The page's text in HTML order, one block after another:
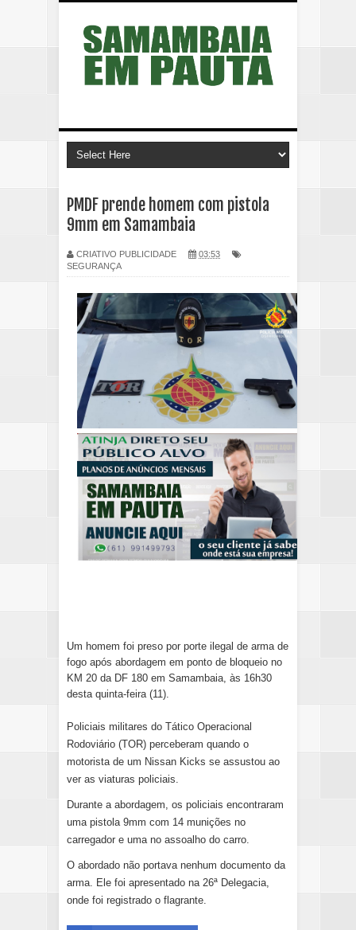
PMDF prende homem com pistola
9mm em Samambaia
CRIATIVO PUBLICIDADE
03:53
SEGURANÇA
Um homem foi preso por porte ilegal de arma de
fogo após abordagem em ponto de bloqueio no
KM 20 da DF 180 em Samambaia, às 16h30
desta quinta-feira (11).
Policiais militares do Tático Operacional
Rodoviário (TOR) perceberam quando o
motorista de um Nissan Kicks se assustou ao
ver as viaturas policiais.
Durante a abordagem, os policiais encontraram
uma pistola 9mm com 14 munições no
carregador e uma no assoalho do carro.
O abordado não portava nenhum documento da
arma. Ele foi apresentado na 26ª Delegacia,
onde foi registrado o flagrante.